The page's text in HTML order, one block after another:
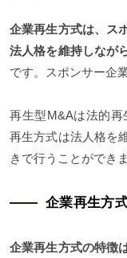
企業再生方式は、ス
法人格を維持しなが
です。スポンサー企
再生型M&Aは法的
再生方式は法人格を
きで行うことができま
企業再生方
企業再生方式の特徴